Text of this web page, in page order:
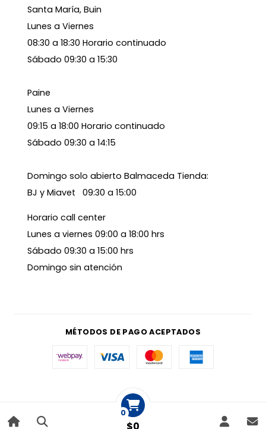
0
Santa María, Buin
Lunes a Viernes
08:30 a 18:30 Horario continuado
Sábado 09:30 a 15:30
Paine
Lunes a Viernes
09:15 a 18:00 Horario continuado
Sábado 09:30 a 14:15
Domingo solo abierto Balmaceda Tienda:
BJ y Miavet 09:30 a 15:00
Horario call center
Lunes a viernes 09:00 a 18:00 hrs
Sábado 09:30 a 15:00 hrs
Domingo sin atención
MÉTODOS DE PAGO ACEPTADOS